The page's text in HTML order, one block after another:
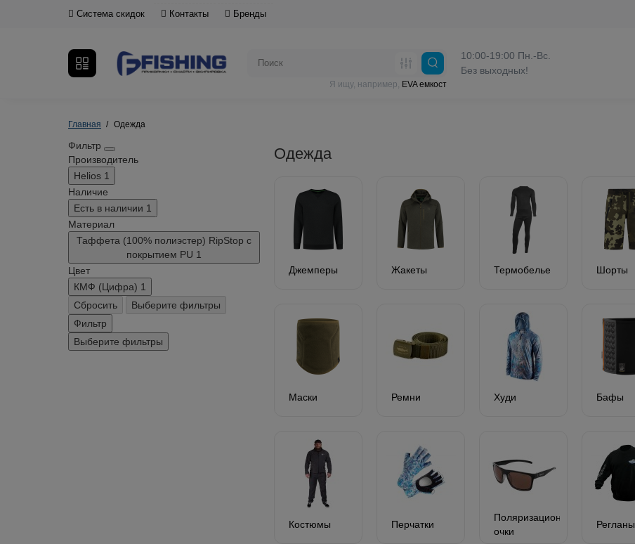
Система скидок Контакты Бренды
10:00-19:00 Пн.-Вс.
Без выходных!
Я ищу, например, EVA емкост
Главная Одежда
Фильтр
Производитель
Helios 1
Наличие
Есть в наличии 1
Материал
Таффета (100% полиэстер) RipStop с
покрытием PU 1
Цвет
КМФ (Цифра) 1
Сбросить
Выберите фильтры
Фильтр
Выберите фильтры
Одежда
Джемперы Жакеты Термобелье Шорты
Маски Ремни Худи Бафы
Костюмы Перчатки
Поляризационные
очки
Регланы